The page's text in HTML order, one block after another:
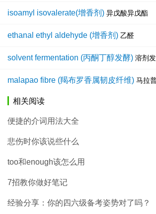
isoamyl isovalerate(增香剂) 异戊酸异戊酯
ethanal ethyl aldehyde (增香剂) 乙醛
solvent fermentation (丙酮丁醇发酵) 溶剂
malapao fibre (羯布罗香属韧皮纤维) 马拉
相关阅读
便捷的介词用法大全
悲伤时你该说些什么
too和enough该怎么用
7招教你做好笔记
经验分享：你的四六级备考姿势对了吗？